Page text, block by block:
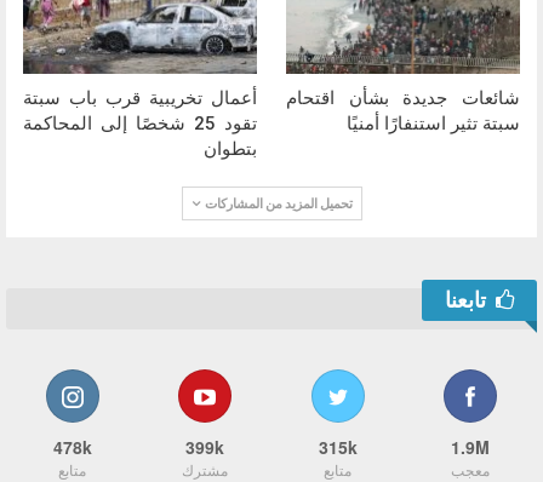
شائعات جديدة بشأن اقتحام
سبتة تثير استنفارًا أمنيًا
أعمال تخريبية قرب باب سبتة
تقود 25 شخصًا إلى المحاكمة
بتطوان
تحميل المزيد من المشاركات
تابعنا
1.9M
معجب
315k
متابع
399k
مشترك
478k
متابع